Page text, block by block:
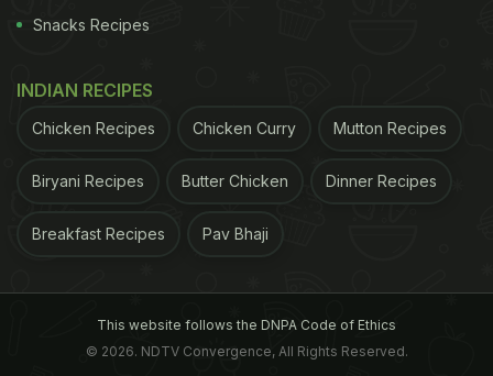
Snacks Recipes
INDIAN RECIPES
Chicken Recipes Chicken Curry Mutton Recipes
Biryani Recipes Butter Chicken Dinner Recipes
Breakfast Recipes Pav Bhaji
This website follows the DNPA Code of Ethics
© 2026. NDTV Convergence, All Rights Reserved.